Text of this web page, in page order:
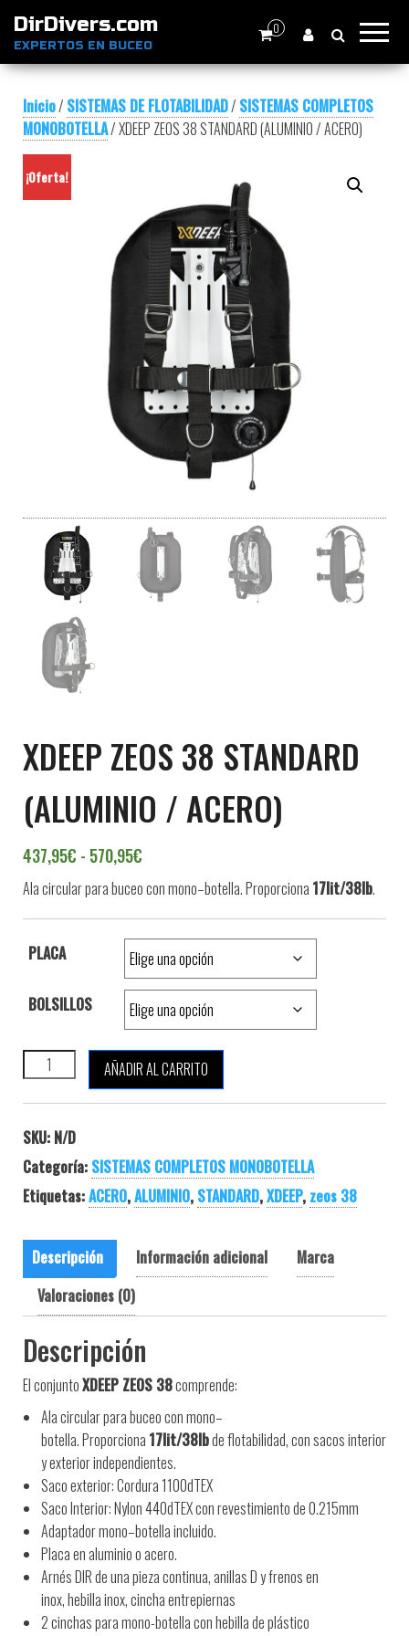
DirDivers.com
EXPERTOS EN BUCEO
0
Inicio/ SISTEMAS DE FLOTABILIDAD/ SISTEMAS COMPLETOS
MONOBOTELLA/ XDEEP ZEOS 38 STANDARD (ALUMINIO / ACERO)
¡Oferta!
XDEEP ZEOS 38 STANDARD
(ALUMINIO / ACERO)
437,95€ - 570,95€
Alacircular parabuceocon mono–botella.Proporciona 17lit/38lb.
PLACA
BOLSILLOS
XDEEP ZEOS 38 STANDARD (ALUMINIO / ACERO) cantidad
AÑADIR AL CARRITO
SKU: N/D
Categoría: SISTEMAS COMPLETOS MONOBOTELLA
Etiquetas:ACERO,ALUMINIO, STANDARD,XDEEP, zeos 38
Descripción Información adicional
Marca
Valoraciones (0)
Descripción
El conjuntoXDEEP ZEOS 38comprende:
Alacircular parabuceocon mono–
botella.Proporciona 17lit/38lbde flotabilidad,consacosinterior
y exteriorindependientes.
Sacoexterior: Cordura 1100dTEX
SacoInterior: Nylon 440dTEX con revestimiento de 0.215mm
Adaptadormono–botella incluido.
Placaen aluminio o acero.
ArnésDIRde unapiezacontinua,anillasD yfrenosen
inox,hebillainox,cinchaentrepiernas
2 cinchas para mono-botella con hebilla de plástico